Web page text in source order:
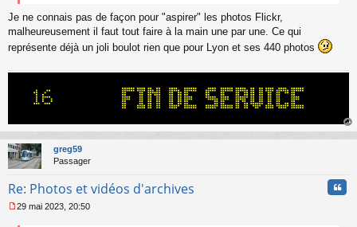
n
u
Je ne connais pas de façon pour "aspirer" les photos Flickr,
malheureusement il faut tout faire à la main une par une. Ce qui
représente déjà un joli boulot rien que pour Lyon et ses 440 photos
au
greg59
Passager
Re: Photos et vidéos d'archives
29 mai 2023, 20:50